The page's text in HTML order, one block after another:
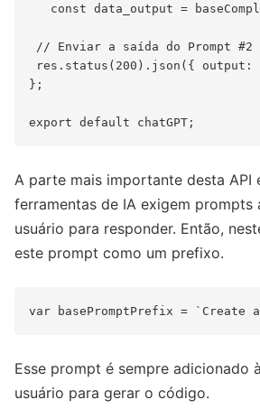
const data_output =
// Enviar a saída do Prompt #2
res.status(200).json({ output:
};
A parte mais importante desta API
ferramentas de IA exigem prompts
usuário para responder. Então,
este prompt como um prefixo.
Esse prompt é sempre adicionado
usuário para gerar o código.